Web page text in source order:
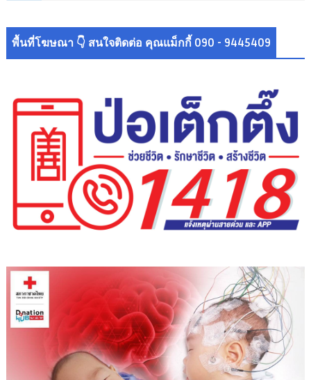
พื้นที่โฆษณา 👇 สนใจติดต่อ คุณแม็กกี้ 090 - 9445409